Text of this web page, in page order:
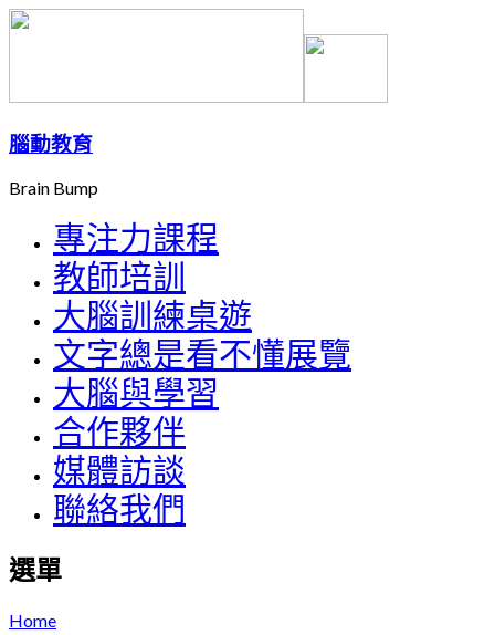
腦動教育
Brain Bump
專注力課程
教師培訓
大腦訓練桌遊
文字總是看不懂展覽
大腦與學習
合作夥伴
媒體訪談
聯絡我們
選單
Home